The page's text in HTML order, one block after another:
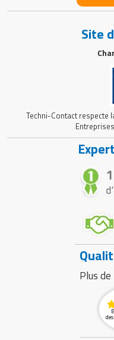
Site
Techni-Contact respecte
Plus de